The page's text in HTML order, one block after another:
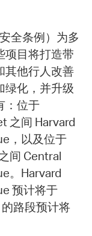
全条例）为多
项目将打造带
其他行人改善
绿化，并升级
：位于
之间 Harvard
，以及位于
间 Central
。Harvard
预计将于
路段预计将